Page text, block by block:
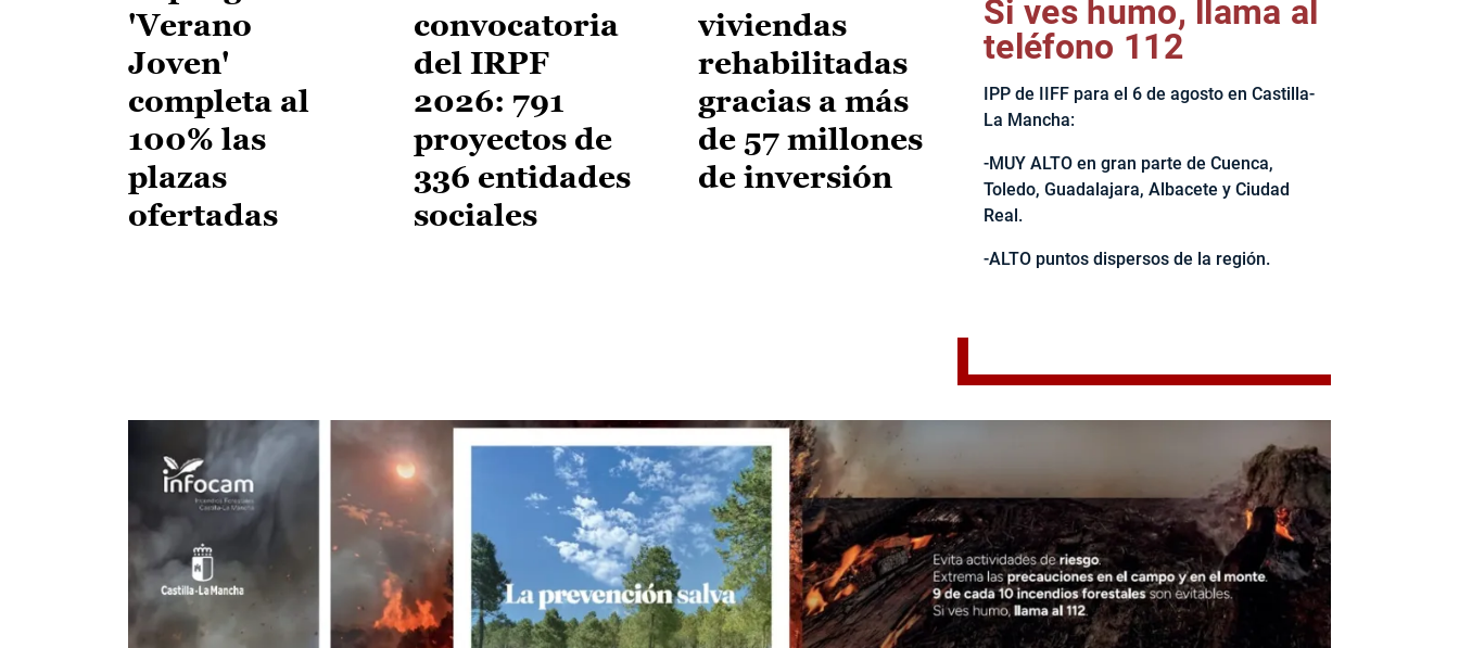
'Verano
Joven'
completa al
100% las
plazas
ofertadas
convocatoria
del IRPF
2026: 791
proyectos de
336 entidades
sociales
viviendas
rehabilitadas
gracias a más
de 57 millones
de inversión
Si ves humo, llama al
teléfono 112
IPP de IIFF para el 6 de agosto en Castilla-
La Mancha:
-MUY ALTO en gran parte de Cuenca,
Toledo, Guadalajara, Albacete y Ciudad
Real.
-ALTO puntos dispersos de la región.